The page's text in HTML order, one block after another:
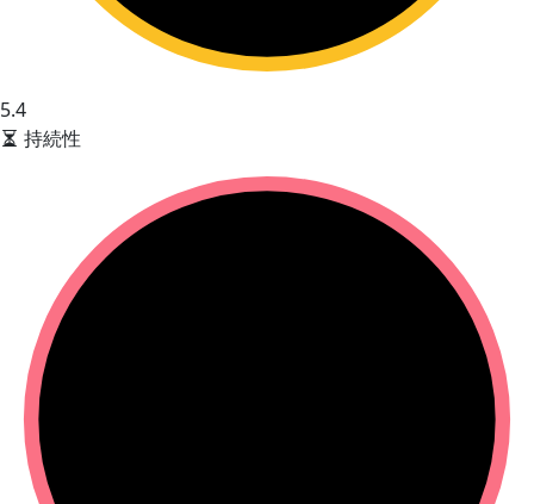
5.4
持続性